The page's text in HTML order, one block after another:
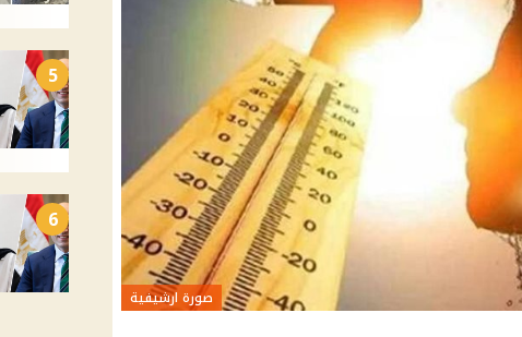
صورة ارشيفية
5
6